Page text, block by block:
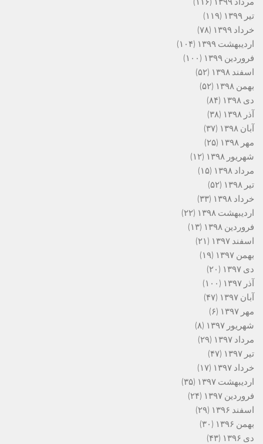
تیر ۱۳۹۹
(۱۱۹)
خرداد ۱۳۹۹
(۷۸)
اردیبهشت ۱۳۹۹
(۱۰۴)
فروردین ۱۳۹۹
(۱۰۰)
اسفند ۱۳۹۸
(۵۲)
بهمن ۱۳۹۸
(۵۲)
دی ۱۳۹۸
(۸۴)
آذر ۱۳۹۸
(۳۸)
آبان ۱۳۹۸
(۳۷)
مهر ۱۳۹۸
(۲۵)
شهریور ۱۳۹۸
(۱۲)
مرداد ۱۳۹۸
(۱۵)
تیر ۱۳۹۸
(۵۲)
خرداد ۱۳۹۸
(۳۳)
اردیبهشت ۱۳۹۸
(۲۲)
فروردین ۱۳۹۸
(۱۳)
اسفند ۱۳۹۷
(۲۱)
بهمن ۱۳۹۷
(۱۹)
دی ۱۳۹۷
(۲۰)
آذر ۱۳۹۷
(۱۰۰)
آبان ۱۳۹۷
(۴۷)
مهر ۱۳۹۷
(۶)
شهریور ۱۳۹۷
(۸)
مرداد ۱۳۹۷
(۲۹)
تیر ۱۳۹۷
(۴۷)
خرداد ۱۳۹۷
(۱۷)
اردیبهشت ۱۳۹۷
(۳۵)
فروردین ۱۳۹۷
(۲۴)
اسفند ۱۳۹۶
(۲۹)
بهمن ۱۳۹۶
(۳۰)
دی ۱۳۹۶
(۴۳)